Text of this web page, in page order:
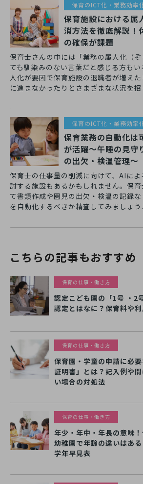
保育のICT化・業務効率
保育施設における属
消方法を徹底解説！
の確保が課題
保育士さんの中には「業務の属人化（
ても馴染みのない言葉だと感じる方も
人化が要因で保育施設の退職者が増え
に進まなかったりとさまざまな状況を招
保育のICT化・業務効率
保育業務の自動化は
が活躍〜午睡の見守
の出欠・検温管理〜
保育士の仕事量の削減に向けて、AIに
討する施設もあるかもしれません。保
て書類作成や園児の出欠・検温の記録
を自動化するべきか精査してみましょう
こちらの記事もおすすめ
保育の仕事・働き方
認定こども園の「1号 ・2
認定とはなに？保育料や
保育の仕事・働き方
保育園・学童の申請に必
証明書」とは？記入例や
い場合の対処法
保育の仕事・働き方
年少・年中・年長の意味
幼稚園で年齢の違いはある
学年早見表